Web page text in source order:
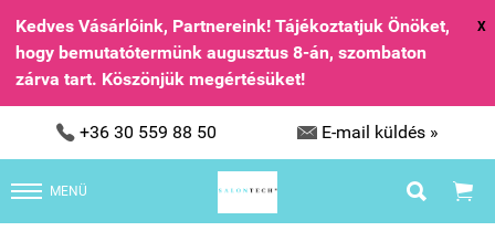
Kedves Vásárlóink, Partnereink! Tájékoztatjuk Önöket,
hogy bemutatótermünk augusztus 8-án, szombaton
zárva tart. Köszönjük megértésüket!
X
 +36 30 559 88 50  E-mail küldés »
MENÜ  